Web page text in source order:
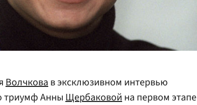
Волчковав эксклюзивном интервью
триумф АнныЩербаковойна первом этапе